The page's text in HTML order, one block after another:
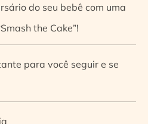
do seu bebê com uma
the Cake”!
para você seguir e se